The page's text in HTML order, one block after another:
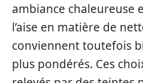
ambiance chaleureuse
l’aise en matière de
conviennent toutefois
plus pondérés. Ces